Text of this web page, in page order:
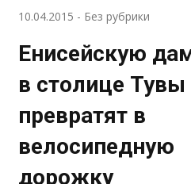
10.04.2015 - Без рубрики
Енисейскую
в столице Тувы
превратят в
велосипедную
дорожку